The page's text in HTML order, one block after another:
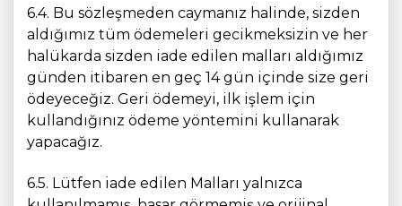
6.4. Bu sözleşmeden caymanız halinde, sizden
aldığımız tüm ödemeleri gecikmeksizin ve her
halükarda sizden iade edilen malları aldığımız
günden itibaren en geç 14 gün içinde size geri
ödeyeceğiz. Geri ödemeyi, ilk işlem için
kullandığınız ödeme yöntemini kullanarak
yapacağız.
6.5. Lütfen iade edilen Malları yalnızca